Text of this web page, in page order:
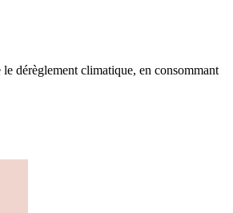
dérèglement climatique, en consommant